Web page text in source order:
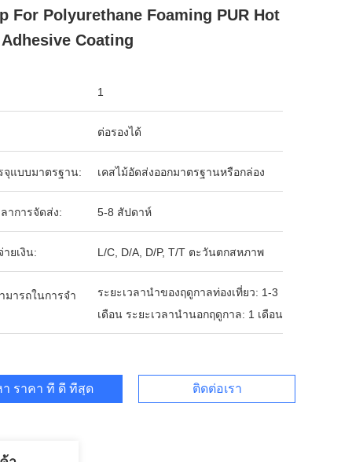
For Polyurethane Foaming PUR Hot
Coating
1
ต่อรองได้
จุแบบมาตรฐาน: เคสไม้อัดส่งออกมาตรฐานหรือกล่อง
าการจัดส่ง: 5-8 สัปดาห์
ยเงิน: L/C, D/A, D/P, T/T ตะวันตกสหภาพ
มารถในการจํา
ระยะเวลานำของฤดูกาลท่องเที่ยว: 1-3
เดือน ระยะเวลานำนอกฤดูกาล: 1 เดือน
า ราคา ที่ ดี ที่สุด ติดต่อเรา